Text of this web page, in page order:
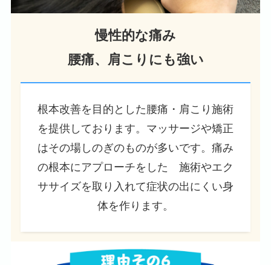
慢性的な痛み
腰痛、肩こりにも強い
根本改善を目的とした腰痛・肩こり施術
を提供しております。マッサージや矯正
はその場しのぎのものが多いです。痛み
の根本にアプローチをした 施術やエク
ササイズを取り入れて症状の出にくい身
体を作ります。